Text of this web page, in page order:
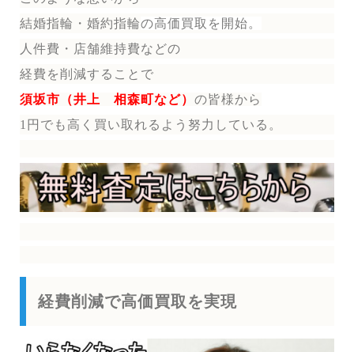
結婚指輪・婚約指輪の高価買取を開始。
人件費・店舗維持費などの
経費を削減することで
須坂市（井上 相森町など） の皆様から
1円でも高く買い取れるよう努力している。
経費削減で高価買取を実現